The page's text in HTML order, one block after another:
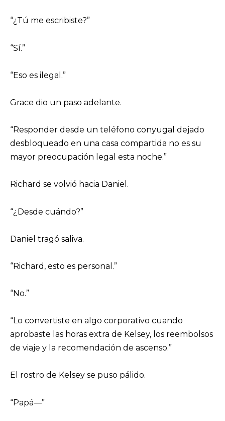
“¿Tú me escribiste?”
“Sí.”
“Eso es ilegal.”
Grace dio un paso adelante.
“Responder desde un teléfono conyugal dejado
desbloqueado en una casa compartida no es su
mayor preocupación legal esta noche.”
Richard se volvió hacia Daniel.
“¿Desde cuándo?”
Daniel tragó saliva.
“Richard, esto es personal.”
“No.”
“Lo convertiste en algo corporativo cuando
aprobaste las horas extra de Kelsey, los reembolsos
de viaje y la recomendación de ascenso.”
El rostro de Kelsey se puso pálido.
“Papá—”